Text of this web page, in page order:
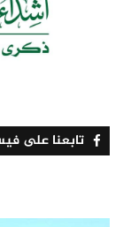
تابعنا على